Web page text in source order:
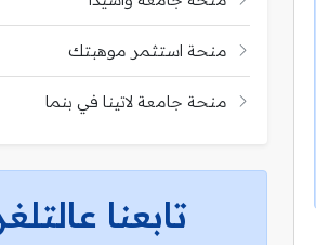
منحة استثمر موهبتك
منحة جامعة لاتينا في بنما
تابعنا